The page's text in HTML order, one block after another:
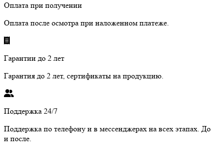
Оплата при получении
Оплата после осмотра при наложенном платеже.
Гарантии до 2 лет
Гарантия до 2 лет, сертификаты на продукцию.
Поддержка 24/7
Поддержка по телефону и в мессенджерах на всех этапах. До
и после.